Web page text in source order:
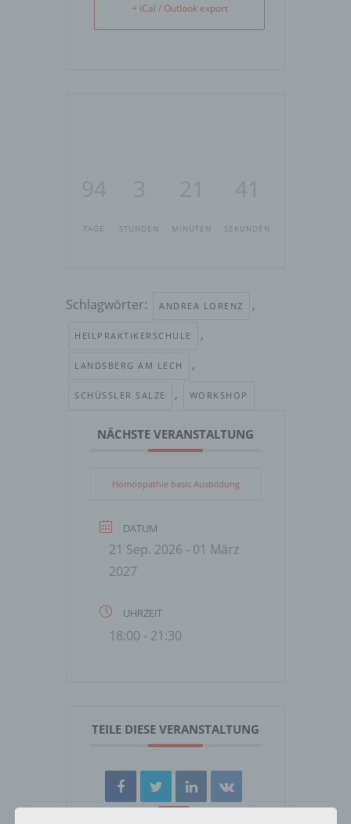
+ iCal / Outlook export
TAGE STUNDEN MINUTEN SEKUNDEN
Schlagwörter: ANDREA LORENZ ,
HEILPRAKTIKERSCHULE ,
LANDSBERG AM LECH ,
SCHÜSSLER SALZE , WORKSHOP
NÄCHSTE VERANSTALTUNG
Homöopathie basic Ausbildung
DATUM
21 Sep. 2026 - 01 März
2027
UHRZEIT
18:00 - 21:30
TEILE DIESE VERANSTALTUNG